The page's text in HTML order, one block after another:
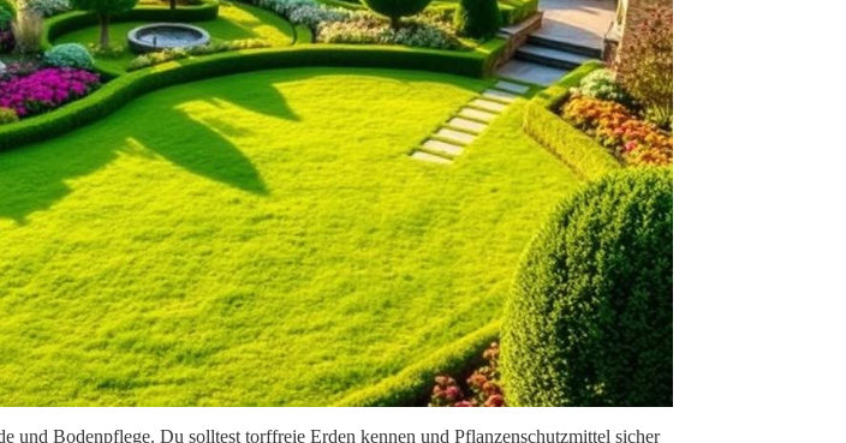
und Bodenpflege. Du solltest torffreie Erden kennen und Pflanzenschutzmittel sicher